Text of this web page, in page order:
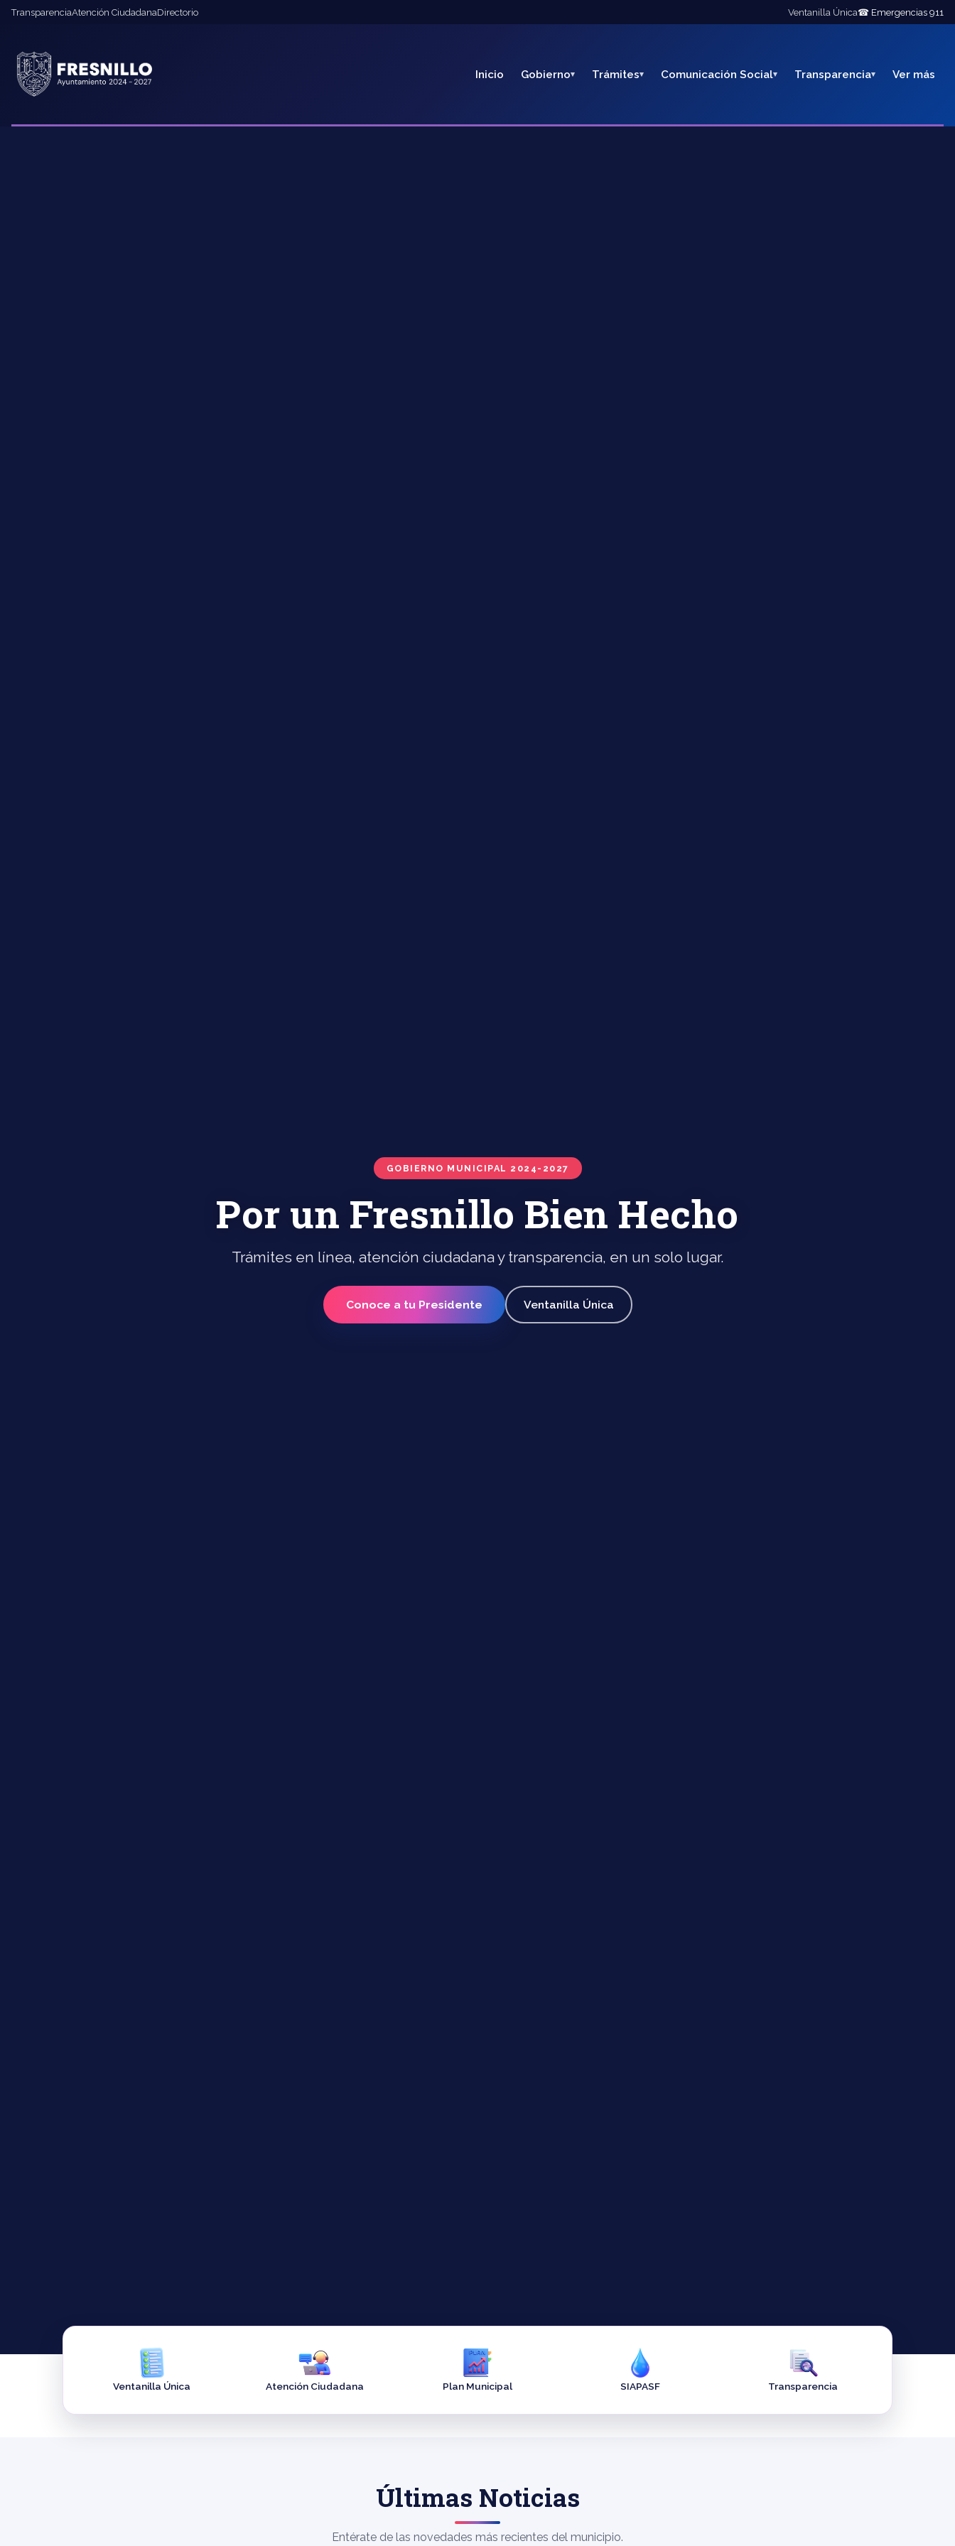
TransparenciaAtención CiudadanaDirectorio Ventanilla Única☎ Emergencias 911
Inicio Gobierno Trámites Comunicación Social Transparencia Ver más
GOBIERNO MUNICIPAL 2024-2027
Por un Fresnillo Bien Hecho
Trámites en línea, atención ciudadana y transparencia, en un solo lugar.
Conoce a tu Presidente Ventanilla Única
Ventanilla Única Atención Ciudadana Plan Municipal SIAPASF Transparencia
Últimas Noticias
Entérate de las novedades más recientes del municipio.